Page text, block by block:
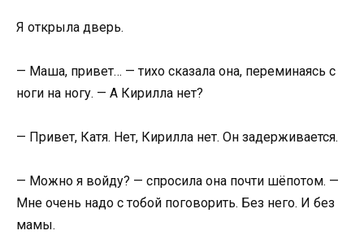
Я открыла дверь.
— Маша, привет… — тихо сказала она, переминаясь с
ноги на ногу. — А Кирилла нет?
— Привет, Катя. Нет, Кирилла нет. Он задерживается.
— Можно я войду? — спросила она почти шёпотом. —
Мне очень надо с тобой поговорить. Без него. И без
мамы.